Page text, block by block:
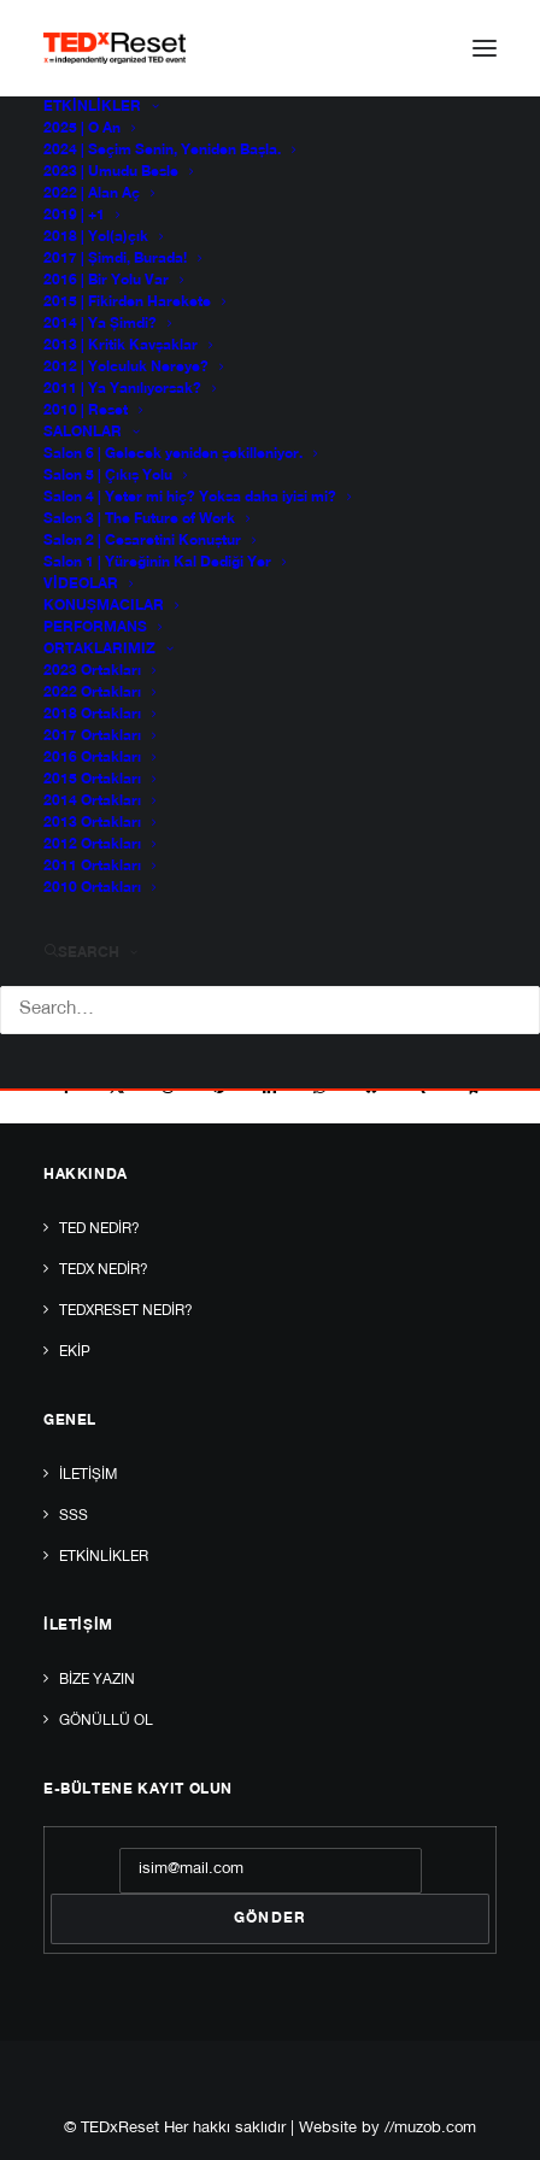
ETKINLIKLER
2025 | O An
2024 | Seçim Senin, Yeniden Başla.
2023 | Umudu Besle
2022 | Alan Aç
2019 | +1
2018 | Yol(a)çık
2017 | Şimdi, Burada!
2016 | Bir Yolu Var
2015 | Fikirden Harekete
2014 | Ya Şimdi?
2013 | Kritik Kavşaklar
2012 | Yolculuk Nereye?
2011 | Ya Yanılıyorsak?
2010 | Reset
SALONLAR
Salon 6 | Gelecek yeniden şekilleniyor.
Salon 5 | Çıkış Yolu
Salon 4 | Yeter mi hiç? Yoksa daha iyisi mi?
Salon 3 | The Future of Work
Salon 2 | Cesaretini Konuştur
Salon 1 | Yüreğinin Kal Dediği Yer
VIDEOLAR
KONUŞMACILAR
PERFORMANS
ORTAKLARIMIZ
2023 Ortakları
2022 Ortakları
2018 Ortakları
2017 Ortakları
2016 Ortakları
2015 Ortakları
2014 Ortakları
2013 Ortakları
2012 Ortakları
2011 Ortakları
2010 Ortakları
Hikayeni Kim
Yazıyor?
Karabekir Akkoyunlu
TEDxReset 2015
HAKKINDA
TED NEDIR?
TEDX NEDIR?
TEDXRESET NEDIR?
EKIP
GENEL
İLETIŞIM
SSS
ETKINLIKLER
İLETIŞIM
BIZE YAZIN
GÖNÜLLÜ OL
E-BÜLTENE KAYIT OLUN
© TEDxReset Her hakkı saklıdır | Website by //muzob.com